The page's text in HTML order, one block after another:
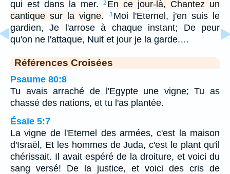
qui est dans la mer. 2 En ce jour-là, Chantez un
cantique sur la vigne.
3 Moi l'Eternel, j'en suis le
gardien, Je l'arrose à chaque instant; De peur
qu'on ne l'attaque, Nuit et jour je la garde.…
Références Croisées
Psaume 80:8
Tu avais arraché de l'Egypte une vigne; Tu as
chassé des nations, et tu l'as plantée.
Ésaïe 5:7
La vigne de l'Eternel des armées, c'est la maison
d'Israël, Et les hommes de Juda, c'est le plant qu'il
chérissait. Il avait espéré de la droiture, et voici du
sang versé! De la justice, et voici des cris de